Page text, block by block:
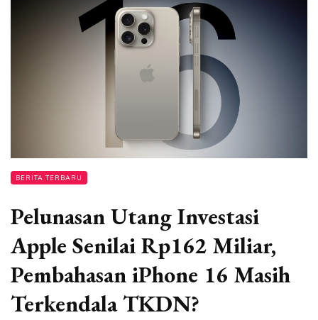
BERITA TERBARU
Pelunasan Utang Investasi
Apple Senilai Rp162 Miliar,
Pembahasan iPhone 16 Masih
Terkendala TKDN?